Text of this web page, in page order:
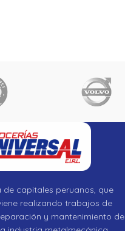
de capitales peruanos, que
realizando trabajos de
y mantenimiento de